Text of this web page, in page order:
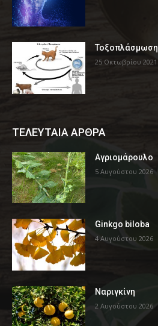
Τοξοπλάσμωση
25 Οκτωβρίου 2021
ΤΕΛΕΥΤΑΙΑ ΑΡΘΡΑ
Αγριομάρουλο
5 Αυγούστου 2026
Ginkgo biloba
4 Αυγούστου 2026
Ναριγκίνη
2 Αυγούστου 2026